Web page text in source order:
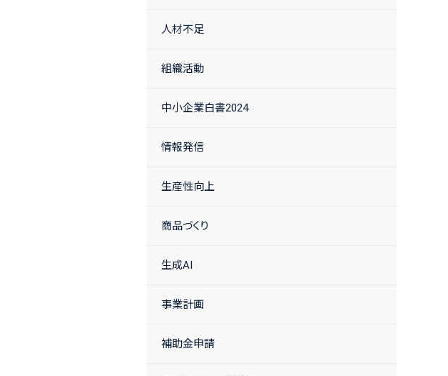
人材不足
組織活動
中小企業白書2024
情報発信
生産性向上
商品づくり
生成AI
事業計画
補助金申請